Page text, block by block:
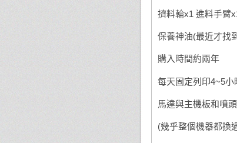
擠料輪x1 進料手臂
保養神油(最近才找
購入時間約兩年
每天固定列印4~5小
馬達與主機板和噴
(幾乎整個機器都換